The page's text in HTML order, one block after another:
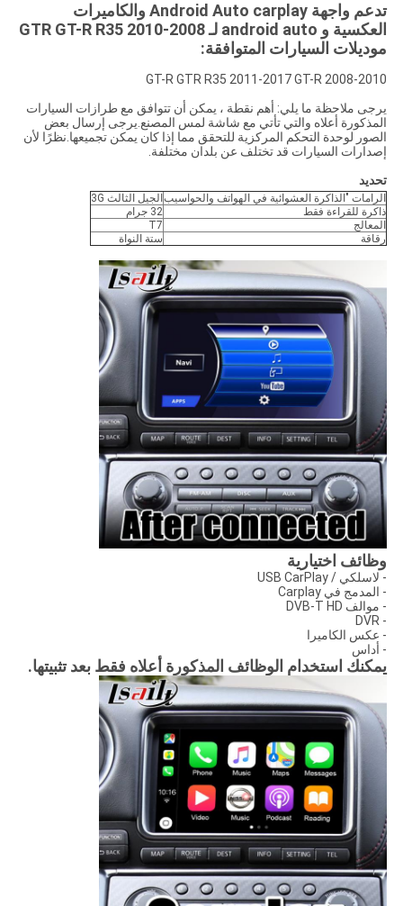
تدعم واجهة Android Auto carplay والكاميرات
العكسية و android auto لـ 2008-2010 GTR GT-R R35
موديلات السيارات المتوافقة:
2008-2010 GT-R GTR R35 2011-2017 GT-R
يرجى ملاحظة ما يلي: أهم نقطة ، يمكن أن تتوافق مع طرازات السيارات
المذكورة أعلاه والتي تأتي مع شاشة لمس المصنع.يرجى إرسال بعض
الصور لوحدة التحكم المركزية للتحقق مما إذا كان يمكن تجميعها.نظرًا لأن
إصدارات السيارات قد تختلف عن بلدان مختلفة.
تحديد
الرامات "الذاكرة العشوائية في الهواتف والحواسيب الجيل الثالث 3G
ذاكرة للقراءة فقط
32 جرام
المعالج
T7
رقاقة
ستة النواة
وظائف اختيارية
- لاسلكي / USB CarPlay
- المدمج في Carplay
- موالف DVB-T HD
- DVR
- عكس الكاميرا
- أداس
يمكنك استخدام الوظائف المذكورة أعلاه فقط بعد تثبيتها.